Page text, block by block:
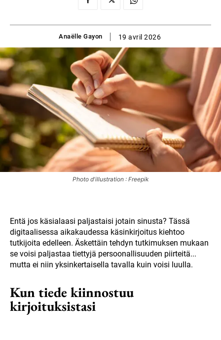
Anaëlle Gayon 19 avril 2026
Photo d'illustration : Freepik
Entä jos käsialaasi paljastaisi jotain sinusta? Tässä
digitaalisessa aikakaudessa käsinkirjoitus kiehtoo
tutkijoita edelleen. Äskettäin tehdyn tutkimuksen mukaan
se voisi paljastaa tiettyjä persoonallisuuden piirteitä...
mutta ei niin yksinkertaisella tavalla kuin voisi luulla.
Kun tiede kiinnostuu
kirjoituksistasi